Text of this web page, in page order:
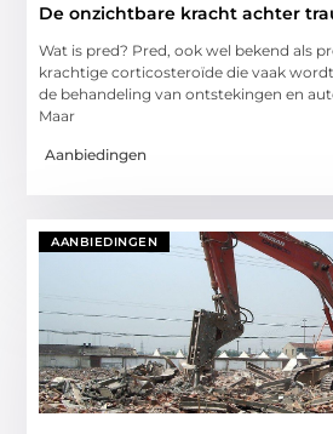
De onzichtbare kracht achter
Wat is pred? Pred, ook wel bekend als
krachtige corticosteroïde die vaak
de behandeling van ontstekingen en
Maar
Aanbiedingen
AANBIEDINGEN